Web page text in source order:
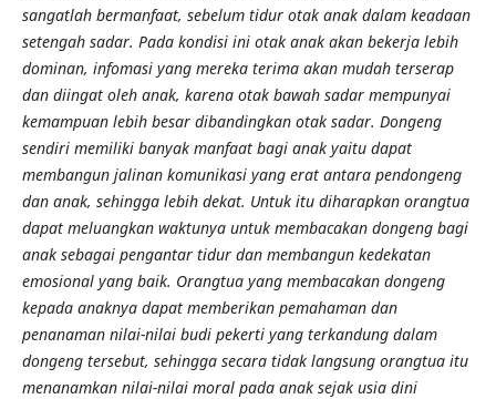
sangatlah bermanfaat, sebelum tidur otak anak dalam keadaan
setengah sadar. Pada kondisi ini otak anak akan bekerja lebih
dominan, infomasi yang mereka terima akan mudah terserap
dan diingat oleh anak, karena otak bawah sadar mempunyai
kemampuan lebih besar dibandingkan otak sadar. Dongeng
sendiri memiliki banyak manfaat bagi anak yaitu dapat
membangun jalinan komunikasi yang erat antara pendongeng
dan anak, sehingga lebih dekat. Untuk itu diharapkan orangtua
dapat meluangkan waktunya untuk membacakan dongeng bagi
anak sebagai pengantar tidur dan membangun kedekatan
emosional yang baik. Orangtua yang membacakan dongeng
kepada anaknya dapat memberikan pemahaman dan
penanaman nilai-nilai budi pekerti yang terkandung dalam
dongeng tersebut, sehingga secara tidak langsung orangtua itu
menanamkan nilai-nilai moral pada anak sejak usia dini